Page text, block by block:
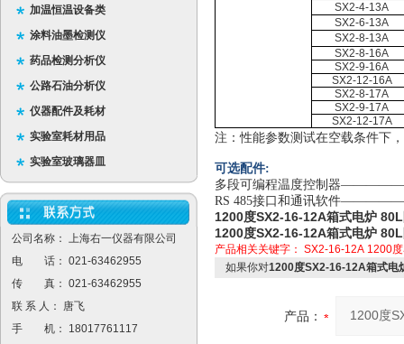
加温恒温设备类
涂料油墨检测仪
药品检测分析仪
公路石油分析仪
仪器配件及耗材
实验室耗材用品
实验室玻璃器皿
公司名称： 上海右一仪器有限公司
电 话： 021-63462955
传 真： 021-63462955
联 系 人： 唐飞
手 机： 18017761117
SX2-4-13A
SX2-6-13A
SX2-8-13A
SX2-8-16A
SX2-9-16A
SX2-12-16A
SX2-8-17A
SX2-9-17A
SX2-12-17A
注：性能参数测试在空载条件下
可选配件:
多段可编程温度控制器
RS 485接口和通讯软件
1200度SX2-16-12A箱式电炉
1200度SX2-16-12A箱式电炉
产品相关关键字： SX2-16-12A 1200
如果你对1200度SX2-16-12A箱式电
产品：